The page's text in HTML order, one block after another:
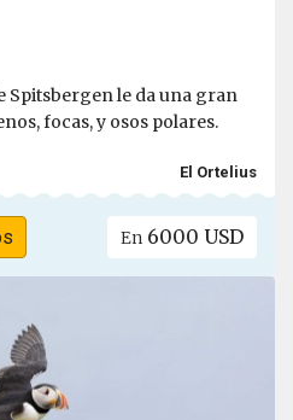
Spitsbergen le da una gran
focas, y osos polares.
El Ortelius
En 6000 USD